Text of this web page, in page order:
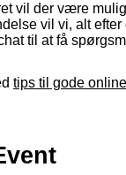
vil der være
vil vi, alt efter
til at få
tips til gode